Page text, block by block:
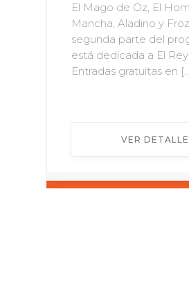
El Mago de Oz, El
Mancha, Aladino y
segunda parte del
está dedicada a El
Entradas gratuitas en
VER DETALLE